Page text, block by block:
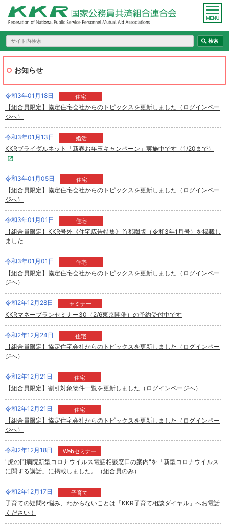
お知らせ
令和3年01月18日 住宅
【組合員限定】協定住宅会社からのトピックスを更新しました（ログインペー
ジへ）
令和3年01月13日 婚活
KKRブライダルネット「新春お年玉キャンペーン」実施中です（1/20まで）
令和3年01月05日 住宅
【組合員限定】協定住宅会社からのトピックスを更新しました（ログインペー
ジへ）
令和3年01月01日 住宅
【組合員限定】KKR号外《住宅広告特集》首都圏版（令和3年1月号）を掲載し
ました
令和3年01月01日 住宅
【組合員限定】協定住宅会社からのトピックスを更新しました（ログインペー
ジへ）
令和2年12月28日 セミナー
KKRマネープランセミナー30（2/6東京開催）の予約受付中です
令和2年12月24日 住宅
【組合員限定】協定住宅会社からのトピックスを更新しました（ログインペー
ジへ）
令和2年12月21日 住宅
【組合員限定】割引対象物件一覧を更新しました（ログインページへ）
令和2年12月21日 住宅
【組合員限定】協定住宅会社からのトピックスを更新しました（ログインペー
ジへ）
令和2年12月18日 Webセミナー
"虎の門病院新型コロナウイルス電話相談窓口の案内"を「新型コロナウイルス
に関する講話」に掲載しました。（組合員のみ）
令和2年12月17日 子育て
子育ての疑問や悩み、わからないことは「KKR子育て相談ダイヤル」へお電話
ください！